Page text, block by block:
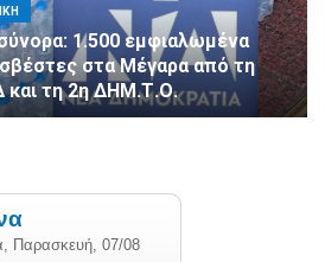
1.500 εμφιαλωμένα
στα Μέγαρα από τη
τη 2η ΔΗΜ.Τ.Ο.